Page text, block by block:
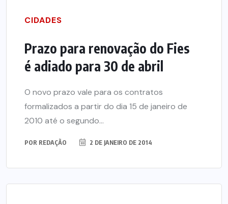
CIDADES
Prazo para renovação do Fies
é adiado para 30 de abril
O novo prazo vale para os contratos
formalizados a partir do dia 15 de janeiro de
2010 até o segundo...
POR REDAÇÃO 2 DE JANEIRO DE 2014